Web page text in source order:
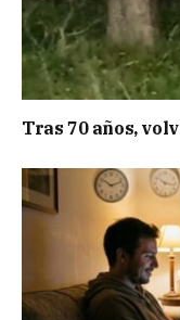
Tras 70 años,